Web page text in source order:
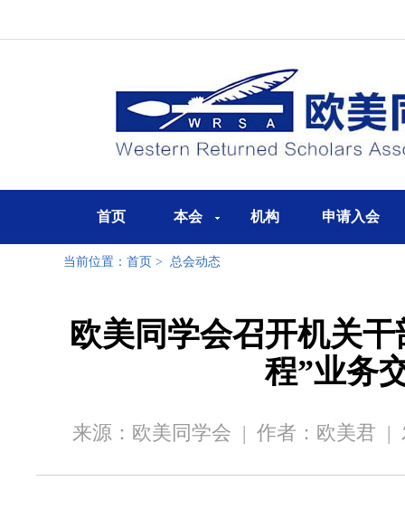
首页 本会 机构 申请入会
当前位置： 首页 > 总会动态
欧美同学会召开机关
程”业务
来源：欧美同学会 | 作者：欧美君 |